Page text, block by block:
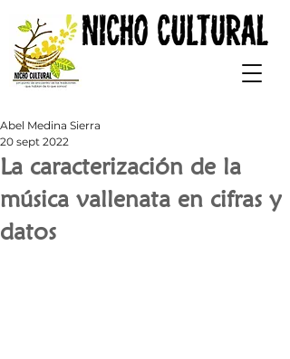
La caracterización de la
música vallenata en cifras y
datos
Abel Medina Sierra
20 sept 2022